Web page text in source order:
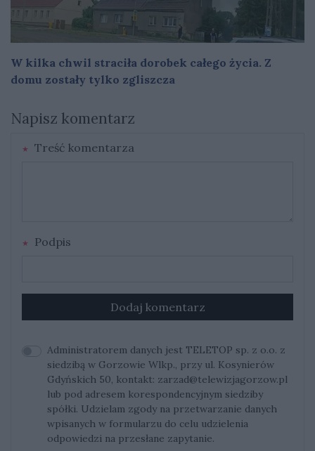
W kilka chwil straciła dorobek całego życia. Z
domu zostały tylko zgliszcza
Napisz komentarz
Treść komentarza
Podpis
Dodaj komentarz
Administratorem danych jest TELETOP sp. z o.o. z
siedzibą w Gorzowie Wlkp., przy ul. Kosynierów
Gdyńskich 50, kontakt: zarzad@telewizjagorzow.pl
lub pod adresem korespondencyjnym siedziby
spółki. Udzielam zgody na przetwarzanie danych
wpisanych w formularzu do celu udzielenia
odpowiedzi na przesłane zapytanie.